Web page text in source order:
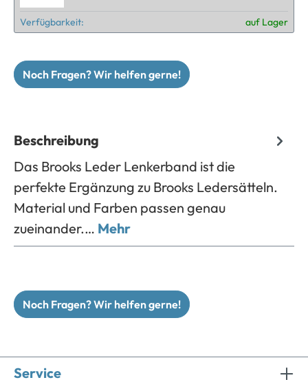
Verfügbarkeit: auf Lager
Noch Fragen? Wir helfen gerne!
Beschreibung
Das Brooks Leder Lenkerband ist die
perfekte Ergänzung zu Brooks Ledersätteln.
Material und Farben passen genau
zueinander.… Mehr
Noch Fragen? Wir helfen gerne!
Service